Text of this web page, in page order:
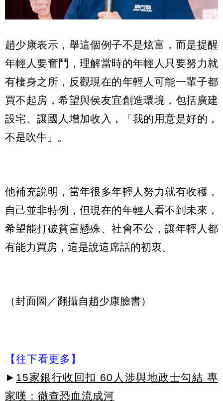
趙少康表示，舉這個例子不是炫富，而是提醒
年輕人要奮鬥，理解當時的年輕人只要努力就
有棲身之所，反觀現在的年輕人可能一輩子都
買不起房，希望與侯友宜創造環境，包括廣建
設宅、讓國人增加收入，「我的用意是好的，
不是吹牛」。
他補充說明，當年很多年輕人努力就有收穫，
自己並非特例，但現在的年輕人看不到未來，
希望能打破貧富懸殊、社會不公，讓年輕人都
有能力買房，這是說這席話的初衷。
（封面圖／翻攝自趙少康臉書）
【往下看更多】
► 15家銀行收回扣 60人涉與地政士勾結 專
家嘆：徹查恐血流成河